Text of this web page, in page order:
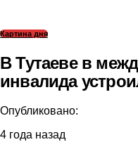
Картина дня
В Тутаеве в
инвалида
Опубликовано:
4 года назад